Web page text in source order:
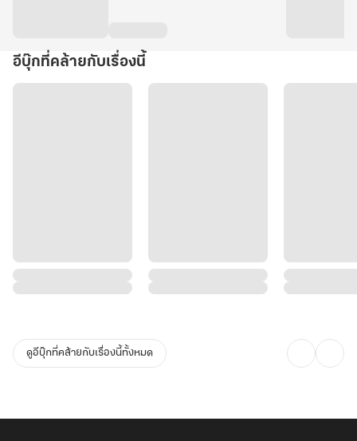
อีบุ๊กที่คล้ายกับเรื่องนี้
ดูอีบุ๊กที่คล้ายกับเรื่องนี้ทั้งหมด